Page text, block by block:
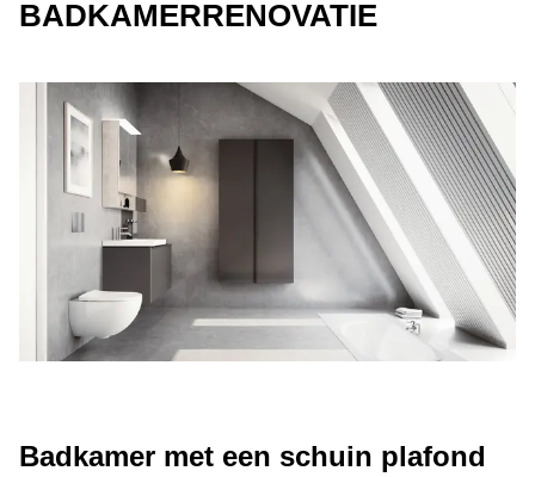
BADKAMERRENOVATIE
Badkamer met een schuin plafond